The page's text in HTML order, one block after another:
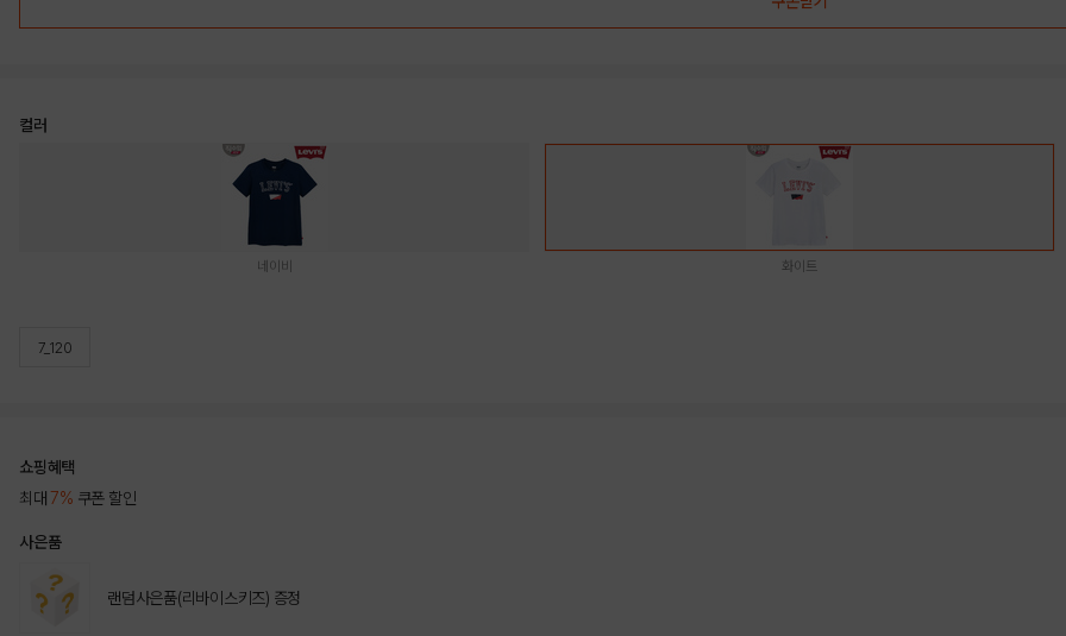
컬러
네이비 화이트
7_120
쇼핑혜택
최대 7% 쿠폰 할인
사은품
랜덤사은품(리바이스키즈) 증정